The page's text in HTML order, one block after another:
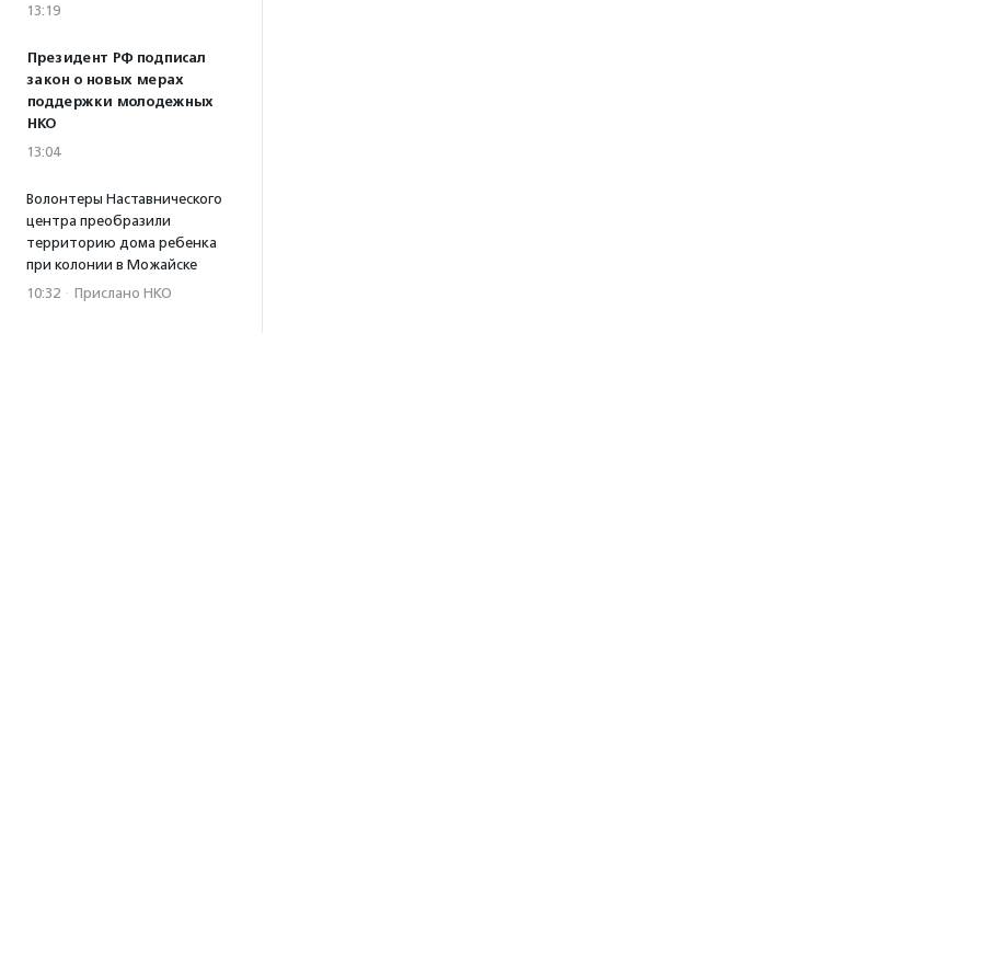
13:19
Президент РФ подписал
закон о новых мерах
поддержки молодежных
НКО
13:04
Волонтеры Наставнического
центра преобразили
территорию дома ребенка
при колонии в Можайске
10:32 · Прислано НКО